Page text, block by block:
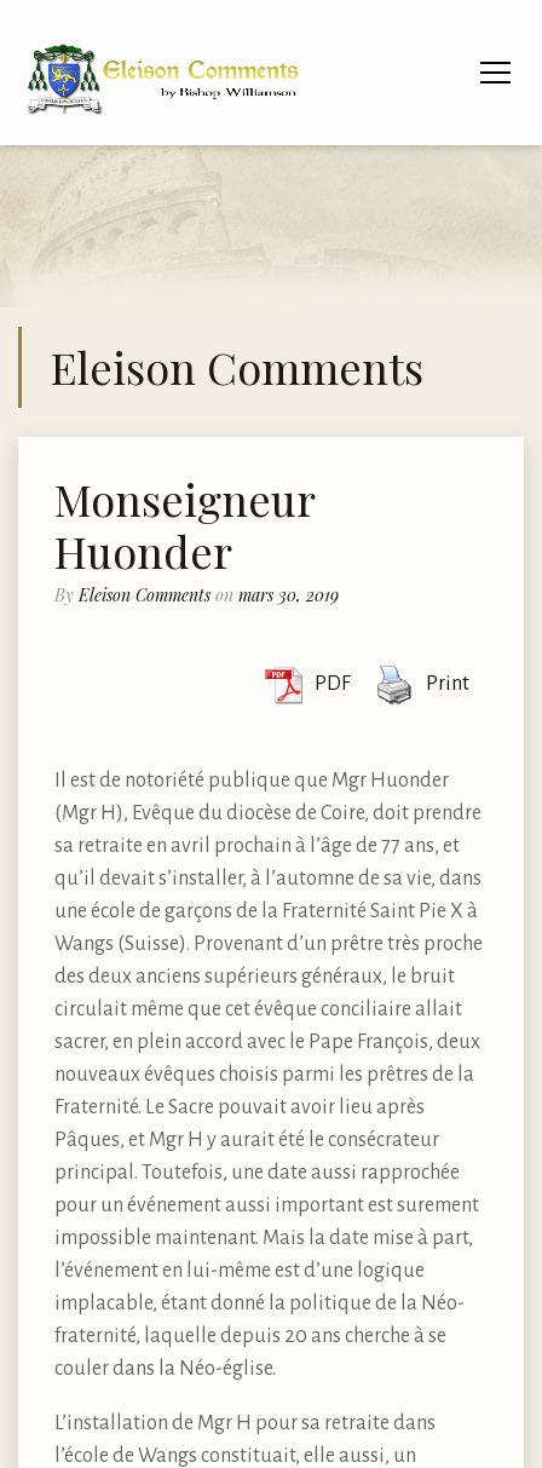
Eleison Comments
Monseigneur
Huonder
By Eleison Comments on mars 30, 2019
PDF Print
Il est de notoriété publique que Mgr Huonder
(Mgr H), Evêque du diocèse de Coire, doit prendre
sa retraite en avril prochain à l’âge de 77 ans, et
qu’il devait s’installer, à l’automne de sa vie, dans
une école de garçons de la Fraternité Saint Pie X à
Wangs (Suisse). Provenant d’un prêtre très proche
des deux anciens supérieurs généraux, le bruit
circulait même que cet évêque conciliaire allait
sacrer, en plein accord avec le Pape François, deux
nouveaux évêques choisis parmi les prêtres de la
Fraternité. Le Sacre pouvait avoir lieu après
Pâques, et Mgr H y aurait été le consécrateur
principal. Toutefois, une date aussi rapprochée
pour un événement aussi important est surement
impossible maintenant. Mais la date mise à part,
l’événement en lui-même est d’une logique
implacable, étant donné la politique de la Néo-
fraternité, laquelle depuis 20 ans cherche à se
couler dans la Néo-église.
L’installation de Mgr H pour sa retraite dans
l’école de Wangs constituait, elle aussi, un